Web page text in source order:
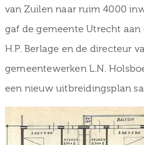
van Zuilen naar ruim 4000
gaf de gemeente Utrecht
H.P. Berlage en de directeur
gemeentewerken L.N.
een nieuw uitbreidingsplan